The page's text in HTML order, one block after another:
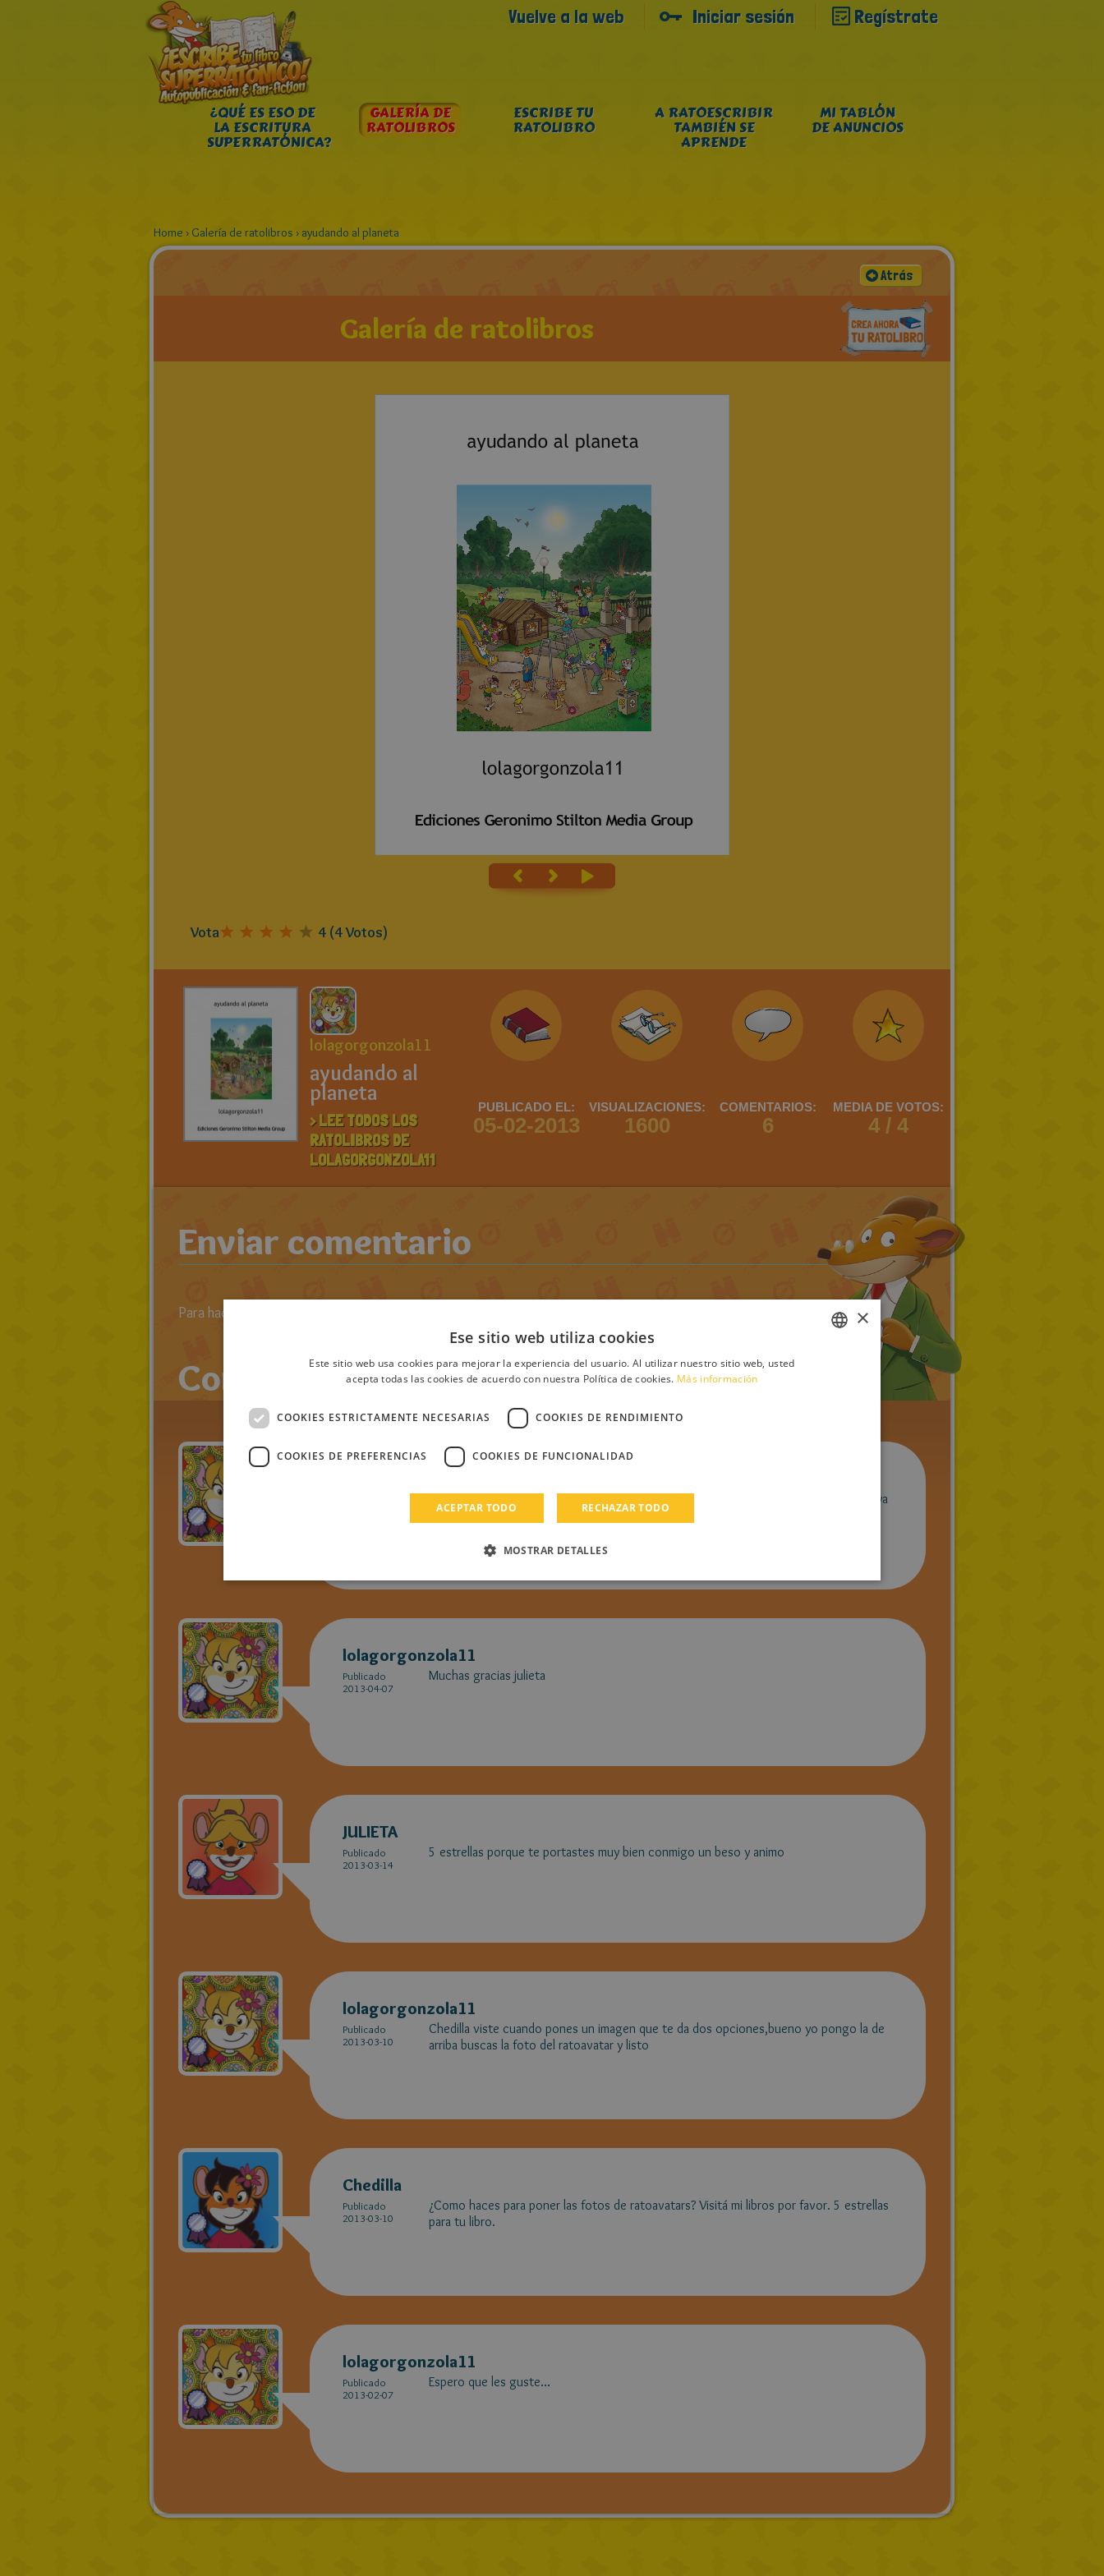
Vuelve a la web Iniciar sesión Regístrate
¿QUÉ ES ESO DE
LA ESCRITURA
SUPERRATÓNICA?
GALERÍA DE
RATOLIBROS
ESCRIBE TU
RATOLIBRO
A RATOESCRIBIR
TAMBIÉN SE
APRENDE
MI TABLÓN
DE ANUNCIOS
Home › Galería de ratolibros › ayudando al planeta
Galería de ratolibros
Atrás
Vota 4 (4Votos)
lolagorgonzola11
ayudando al
planeta
> LEE TODOS LOS
RATOLIBROS DE
LOLAGORGONZOLA11
PUBLICADO EL:
05-02-2013
VISUALIZACIONES:
1600
COMENTARIOS:
6
MEDIA DE VOTOS:
4 / 4
Enviar comentario
Para hacer comentarios primero debes iniciar sesión
Comentarios
muy pronto saldra la secuela de mi primer amor!! si no lo leyeron, se los recomiendo ya
que voy a hacer secuelas y aventuras de esta familia!! de todos modos, seguire
los queremos!!
lolagorgonzola11
Publicado
2013-04-07
Muchas gracias julieta
JULIETA
Publicado
2013-03-14
5 estrellas porque te portastes muy bien conmigo un beso y animo
lolagorgonzola11
Publicado
2013-03-10
Chedilla viste cuando pones un imagen que te da dos opciones,bueno yo pongo la de
arriba buscas la foto del ratoavatar y listo
Chedilla
Publicado
2013-03-10
¿Como haces para poner las fotos de ratoavatars? Visitá mi libros por favor. 5 estrellas
para tu libro.
lolagorgonzola11
Publicado
2013-02-07
Espero que les guste...
TURKISH
×
Ese sitio web utiliza cookies
Este sitio web usa cookies para mejorar la experiencia del usuario. Al utilizar nuestro sitio web, usted
acepta todas las cookies de acuerdo con nuestra Política de cookies. Más información
COOKIES ESTRICTAMENTE NECESARIAS COOKIES DE RENDIMIENTO
COOKIES DE PREFERENCIAS COOKIES DE FUNCIONALIDAD
ACEPTAR TODO RECHAZAR TODO
MOSTRAR DETALLES